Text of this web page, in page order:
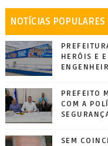
NOTÍCIAS POPULARES
HERÓIS E
PREFEITO
COM A
SEM